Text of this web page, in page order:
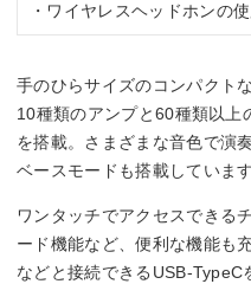
・ワイヤレスヘッドホンの
手のひらサイズのコンパクト
10種類のアンプと60種類以上
を搭載。さまざまな音色で演
ベースモードも搭載しています
ワンタッチでアクセスできる
ード機能など、便利な機能も
などと接続できるUSB-